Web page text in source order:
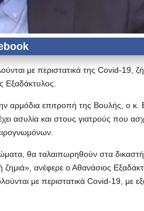
με περιστατικά της Covid-19,
Εξαδάκτυλος.
αρμόδια επιτροπή της Βουλής, ο κ.
ασυλία και στους γιατρούς που
θα ταλαιπωρηθούν στα
ζημιά», ανέφερε ο Αθανάσιος
με περιστατικά Covid-19, με